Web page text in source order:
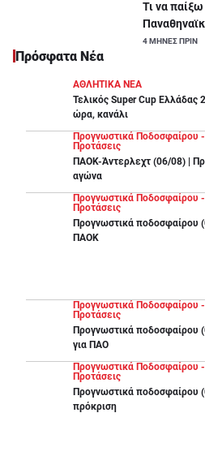
Τι να
4ΜΗΝΕΣ ΠΡΙΝ
Πρόσφατα Νέα
ΑΘΛΗΤΙΚΑ ΝΕΑ
Τελικός Super Cup
ώρα, κανάλι
Προγνωστικά Ποδοσφαίρου
Προτάσεις
ΠΑΟΚ-Άντερλεχτ (06/08) |
αγώνα
Προγνωστικά Ποδοσφαίρου
Προτάσεις
Προγνωστικά ποδοσφαίρου
ΠΑΟΚ
Προγνωστικά Ποδοσφαίρου
Προτάσεις
Προγνωστικά ποδοσφαίρου
για ΠΑΟ
Προγνωστικά Ποδοσφαίρου
Προτάσεις
Προγνωστικά ποδοσφαίρου
πρόκριση